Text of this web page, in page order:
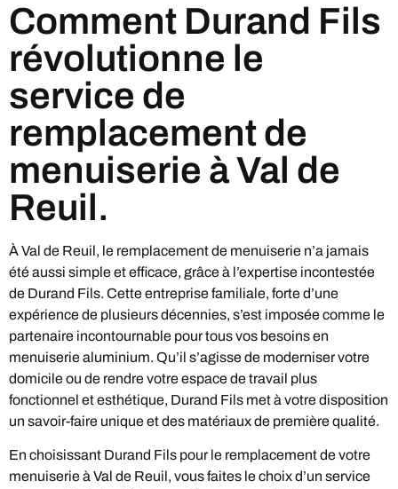
Comment Durand Fils
révolutionne le
service de
remplacement de
menuiserie à Val de
Reuil.
À Val de Reuil, le remplacement de menuiserie n’a jamais
été aussi simple et efficace, grâce à l’expertise incontestée
de Durand Fils. Cette entreprise familiale, forte d’une
expérience de plusieurs décennies, s’est imposée comme le
partenaire incontournable pour tous vos besoins en
menuiserie aluminium. Qu’il s’agisse de moderniser votre
domicile ou de rendre votre espace de travail plus
fonctionnel et esthétique, Durand Fils met à votre disposition
un savoir-faire unique et des matériaux de première qualité.
En choisissant Durand Fils pour le remplacement de votre
menuiserie à Val de Reuil, vous faites le choix d’un service